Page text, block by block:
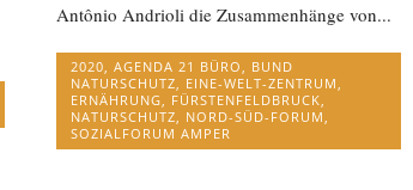
Antônio Andrioli die Zusammenhänge von...
2020 ,AGENDA 21 BÜRO
BUND
NATURSCHUTZ
EINE-WELT-ZENTRUM
ERNÄHRUNG
FÜRSTENFELDBRUCK
NATURSCHUTZ
NORD-SÜD-FORUM
SOZIALFORUM AMPER